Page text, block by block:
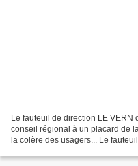
Le fauteuil de direction LE VERN
conseil régional à un placard de
la colère des usagers... Le